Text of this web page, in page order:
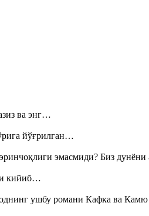
ва энг…
йўғрилган…
эмасмиди? Биз
кийиб…
ушбу романи Кафка ва